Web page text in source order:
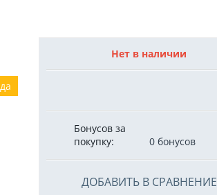
Нет в наличии
Бонусов за
покупку:
0 бонусов
ДОБАВИТЬ В СРАВНЕНИЕ